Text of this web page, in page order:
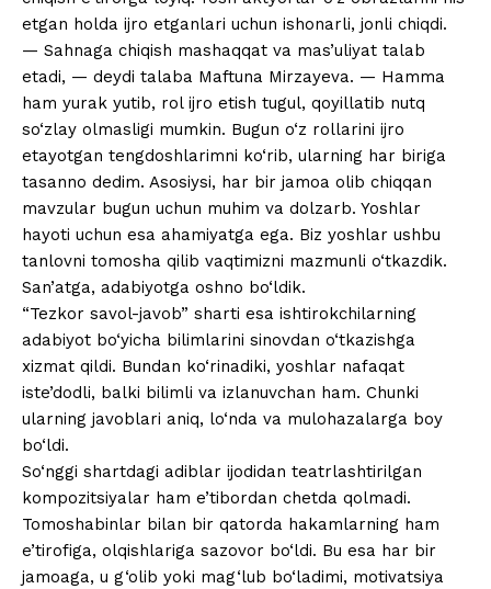
etgan holda ijro etganlari uchun ishonarli, jonli chiqdi.
— Sahnaga chiqish mashaqqat va mas’uliyat talab
etadi, — deydi talaba Maftuna Mirzayeva. — Hamma
ham yurak yutib, rol ijro etish tugul, qoyillatib nutq
so‘zlay olmasligi mumkin. Bugun o‘z rollarini ijro
etayotgan tengdoshlarimni ko‘rib, ularning har biriga
tasanno dedim. Asosiysi, har bir jamoa olib chiqqan
mavzular bugun uchun muhim va dolzarb. Yoshlar
hayoti uchun esa ahamiyatga ega. Biz yoshlar ushbu
tanlovni tomosha qilib vaqtimizni mazmunli o‘tkazdik.
San’atga, adabiyotga oshno bo‘ldik.
“Tezkor savol-javob” sharti esa ishtirokchilarning
adabiyot bo‘yicha bilimlarini sinovdan o‘tkazishga
xizmat qildi. Bundan ko‘rinadiki, yoshlar nafaqat
iste’dodli, balki bilimli va izlanuvchan ham. Chunki
ularning javoblari aniq, lo‘nda va mulohazalarga boy
bo‘ldi.
So‘nggi shartdagi adiblar ijodidan teatrlashtirilgan
kompozitsiyalar ham e’tibordan chetda qolmadi.
Tomoshabinlar bilan bir qatorda hakamlarning ham
e’tirofiga, olqishlariga sazovor bo‘ldi. Bu esa har bir
jamoaga, u g‘olib yoki mag‘lub bo‘ladimi, motivatsiya